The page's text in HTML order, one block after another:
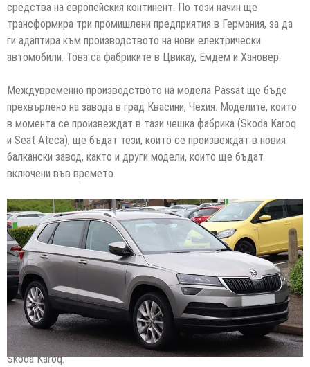
средства на европейския континент. По този начин ще
трансформира три промишлени предприятия в Германия, за да
ги адаптира към производството на нови електрически
автомобили. Това са фабриките в Цвикау, Емдем и Хановер.
Междувременно производството на модела Passat ще бъде
прехвърлено на завода в град Квасини, Чехия. Моделите, които
в момента се произвеждат в тази чешка фабрика (Skoda Karoq
и Seat Ateca), ще бъдат тези, които се произвеждат в новия
балкански завод, както и други модели, които ще бъдат
включени във времето.
Skoda Karoq.